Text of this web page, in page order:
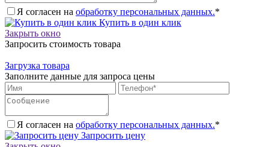
Я согласен на обработку персональных данных.*
Купить в один клик
Закрыть окно
Запросить стоимость товара
Загрузка товара
Заполните данные для запроса цены
Я согласен на обработку персональных данных.*
Запросить цену